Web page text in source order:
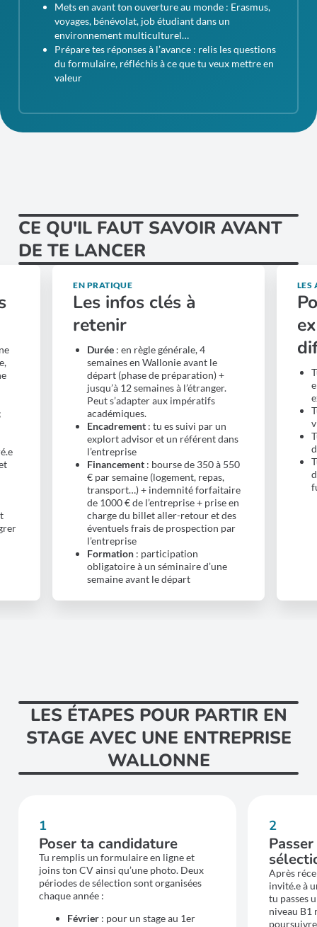
Mets en avant ton ouverture au monde : Erasmus,
voyages, bénévolat, job étudiant dans un
environnement multiculturel…
Prépare tes réponses à l’avance : relis les questions
du formulaire, réfléchis à ce que tu veux mettre en
valeur
CE QU'IL FAUT SAVOIR AVANT
DE TE LANCER
EN PRATIQUE
Les infos clés à
retenir
Durée : en règle générale, 4
semaines en Wallonie avant le
départ (phase de préparation) +
jusqu’à 12 semaines à l’étranger.
Peut s’adapter aux impératifs
académiques.
Encadrement : tu es suivi par un
explort advisor et un référent dans
l’entreprise
Financement : bourse de 350 à 550
€ par semaine (logement, repas,
transport…) + indemnité forfaitaire
de 1000 € de l’entreprise + prise en
charge du billet aller-retour et des
éventuels frais de prospection par
l’entreprise
Formation : participation
obligatoire à un séminaire d’une
semaine avant le départ
LES
LES ÉTAPES POUR PARTIR EN
STAGE AVEC UNE ENTREPRISE
WALLONNE
1
Poser ta candidature
Tu remplis un formulaire en ligne et
joins ton CV ainsi qu’une photo. Deux
périodes de sélection sont organisées
chaque année :
Février: pour un stage au 1er
2
Après
invité.e à
tu passes
niveau B1